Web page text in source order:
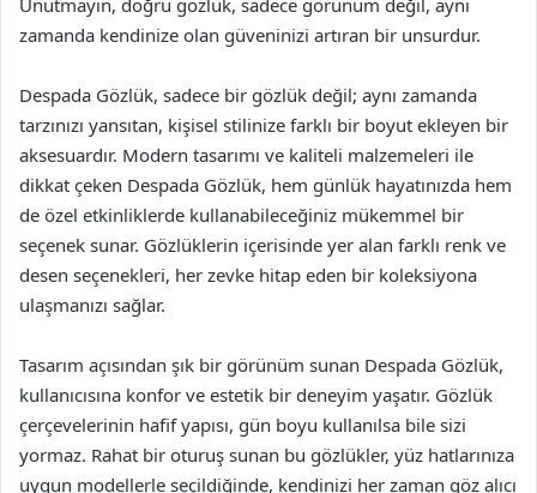
Unutmayın, doğru gözlük, sadece görünüm değil, aynı
zamanda kendinize olan güveninizi artıran bir unsurdur.
Despada Gözlük, sadece bir gözlük değil; aynı zamanda
tarzınızı yansıtan, kişisel stilinize farklı bir boyut ekleyen bir
aksesuardır. Modern tasarımı ve kaliteli malzemeleri ile
dikkat çeken Despada Gözlük, hem günlük hayatınızda hem
de özel etkinliklerde kullanabileceğiniz mükemmel bir
seçenek sunar. Gözlüklerin içerisinde yer alan farklı renk ve
desen seçenekleri, her zevke hitap eden bir koleksiyona
ulaşmanızı sağlar.
Tasarım açısından şık bir görünüm sunan Despada Gözlük,
kullanıcısına konfor ve estetik bir deneyim yaşatır. Gözlük
çerçevelerinin hafif yapısı, gün boyu kullanılsa bile sizi
yormaz. Rahat bir oturuş sunan bu gözlükler, yüz hatlarınıza
uygun modellerle seçildiğinde, kendinizi her zaman göz alıcı